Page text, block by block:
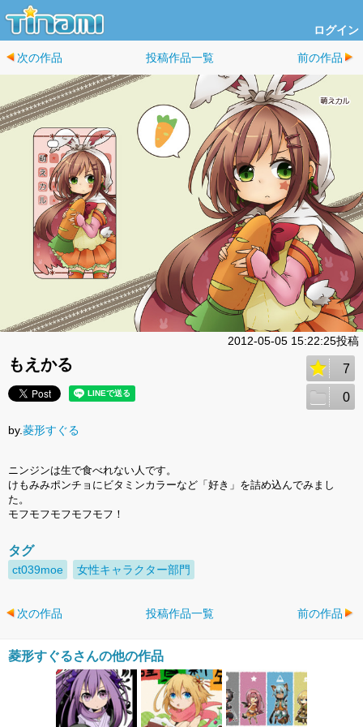
ログイン
次の作品 投稿作品一覧 前の作品
2012-05-05 15:22:25投稿
もえかる 7
0
by.菱形すぐる
ニンジンは生で食べれない人です。
けもみみポンチョにビタミンカラーなど「好き」を詰め込んでみまし
た。
モフモフモフモフモフ！
タグ
ct039moe 女性キャラクター部門
次の作品 投稿作品一覧 前の作品
菱形すぐるさんの他の作品